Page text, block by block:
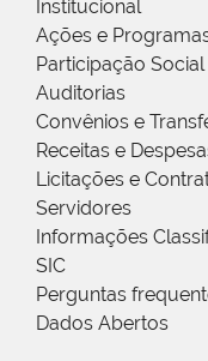
Institucional
Ações e
Participação Social
Auditorias
Convênios e
Receitas e
Licitações e
Servidores
Informações
SIC
Perguntas
Dados Abertos